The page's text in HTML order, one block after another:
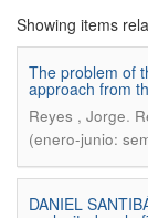
Showing items
The problem of
approach from
Reyes , Jorge.
(enero-junio:
DANIEL